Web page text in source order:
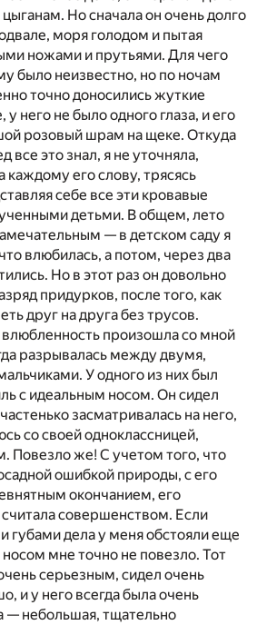
Но сначала он очень долго
моря голодом и пытая
ножами и прутьями. Для чего
было неизвестно, но по ночам
точно доносились жуткие
него не было одного глаза, и его
розовый шрам на щеке. Откуда
все это знал, я не уточняла,
каждому его слову, трясясь
себе все эти кровавые
детьми. В общем, лето
— в детском саду я
влюбилась, а потом, через два
Но в этот раз он довольно
придурков, после того, как
друг на друга без трусов.
произошла со мной
разрывалась между двумя,
У одного из них был
с идеальным носом. Он сидел
засматривалась на него,
со своей одноклассницей,
Повезло же! С учетом того, что
ошибкой природы, с его
окончанием, его
совершенством. Если
губами дела у меня обстояли еще
носом мне точно не повезло. Тот
серьезным, сидел очень
и у него всегда была очень
— небольшая, тщательно